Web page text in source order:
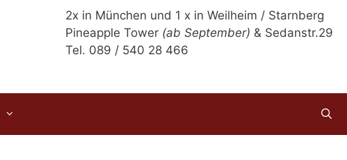
2x in München und 1 x in Weilheim / Starnberg
Pineapple Tower (ab September) & Sedanstr.29
Tel. 089 / 540 28 466